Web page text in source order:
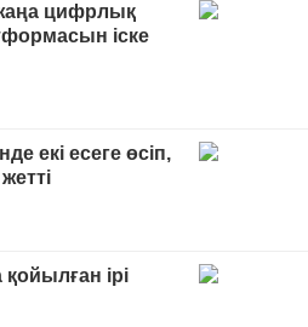
цифрлық
іске
екі есеге өсіп,
ірі